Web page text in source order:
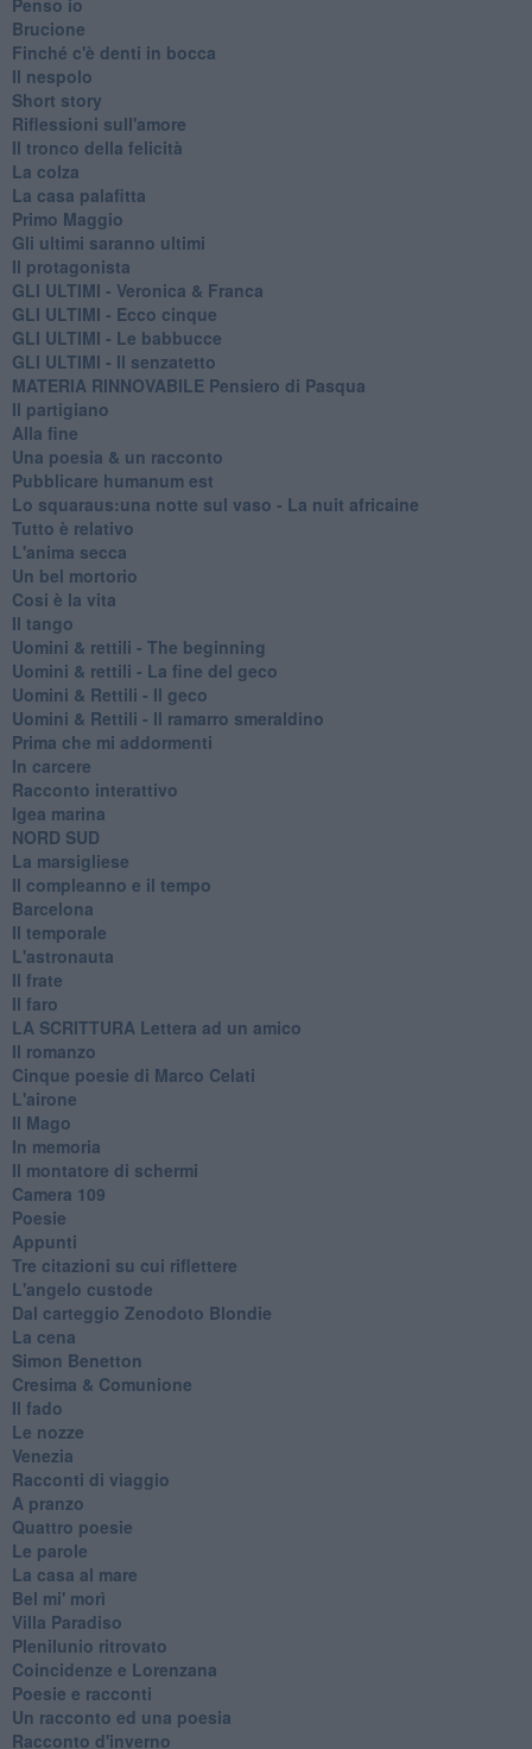
Brucione
Finché c'è denti in bocca
Il nespolo
Short story
Riflessioni sull'amore
Il tronco della felicità
La colza
La casa palafitta
Primo Maggio
Gli ultimi saranno ultimi
Il protagonista
GLI ULTIMI - Veronica & Franca
GLI ULTIMI - Ecco cinque
GLI ULTIMI - Le babbucce
GLI ULTIMI - Il senzatetto
MATERIA RINNOVABILE Pensiero di Pasqua
Il partigiano
Alla fine
Una poesia & un racconto
Pubblicare humanum est
Lo squaraus:una notte sul vaso - La nuit africaine
Tutto è relativo
L'anima secca
Un bel mortorio
Cosi è la vita
Il tango
​Uomini & rettili - The beginning
​Uomini & rettili - La fine del geco
Uomini & Rettili - Il geco
Uomini & Rettili - Il ramarro smeraldino
Prima che mi addormenti
In carcere
Racconto interattivo
Igea marina
​NORD SUD
La marsigliese
Il compleanno e il tempo
Barcelona
Il temporale
L'astronauta
Il frate
Il faro
​LA SCRITTURA Lettera ad un amico
Il romanzo
Cinque poesie di Marco Celati
L'airone
Il Mago
In memoria
Il montatore di schermi
Camera 109
Poesie
Appunti
Tre citazioni su cui riflettere
L'angelo custode
Dal carteggio Zenodoto Blondie
La cena
Simon Benetton
Cresima & Comunione
Il fado
Le nozze
Venezia
Racconti di viaggio
A pranzo
Quattro poesie
Le parole
La casa al mare
Bel mi' morì
Villa Paradiso
Plenilunio ritrovato
Coincidenze e Lorenzana
Poesie e racconti
Un racconto ed una poesia
Racconto d'inverno